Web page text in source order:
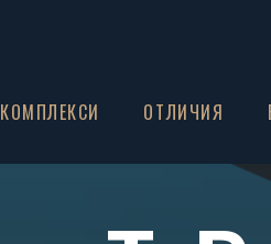
КОМПЛЕКСИ ОТЛИЧИЯ